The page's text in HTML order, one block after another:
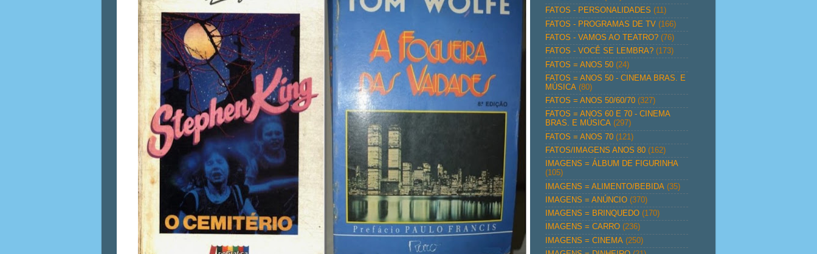
FATOS - PERSONALIDADES (11)
FATOS - PROGRAMAS DE TV (166)
FATOS - VAMOS AO TEATRO? (76)
FATOS - VOCÊ SE LEMBRA? (173)
FATOS = ANOS 50 (24)
FATOS = ANOS 50 - CINEMA BRAS. E
MÚSICA (80)
FATOS = ANOS 50/60/70 (327)
FATOS = ANOS 60 E 70 - CINEMA
BRAS. E MÚSICA (297)
FATOS = ANOS 70 (121)
FATOS/IMAGENS ANOS 80 (162)
IMAGENS = ÁLBUM DE FIGURINHA
(105)
IMAGENS = ALIMENTO/BEBIDA (35)
IMAGENS = ANÚNCIO (370)
IMAGENS = BRINQUEDO (170)
IMAGENS = CARRO (236)
IMAGENS = CINEMA (250)